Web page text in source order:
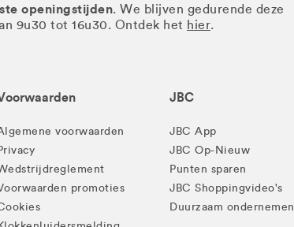
openingstijden. We blijven gedurende deze
9u30 tot 16u30. Ontdek het hier.
voorwaarden
promoties
JBC
JBC App
JBC Op-Nieuw
Punten sparen
JBC Shoppingvideo's
Duurzaam ondernemen